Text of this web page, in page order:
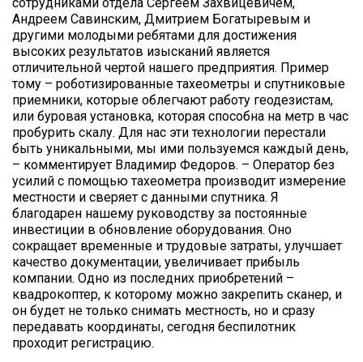
Андреем Савинским, Дмитрием Богатыревым и
другими молодыми ребятами для достижения
высоких результатов изысканий является
отличительной чертой нашего предприятия. Пример
тому – роботизированные тахеометры и спутниковые
приемники, которые облегчают работу геодезистам,
или буровая установка, которая способна на метр в час
пробурить скалу. Для нас эти технологии перестали
быть уникальными, мы ими пользуемся каждый день,
– комментирует Владимир Федоров. – Оператор без
усилий с помощью тахеометра производит измерение
местности и сверяет с данными спутника. Я
благодарен нашему руководству за постоянные
инвестиции в обновление оборудования. Оно
сокращает временные и трудовые затраты, улучшает
качество документации, увеличивает прибыль
компании. Одно из последних приобретений –
квадрокоптер, к которому можно закрепить сканер, и
он будет не только снимать местность, но и сразу
передавать координаты, сегодня беспилотник
проходит регистрацию.